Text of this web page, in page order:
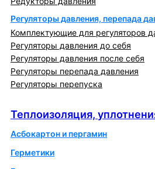
Регуляторы давления, перепада
Комплектующие для регуляторов
Регуляторы давления до себя
Регуляторы давления после себя
Регуляторы перепада давления
Регуляторы перепуска
Теплоизоляция,
Асбокартон и пергамин
Герметики